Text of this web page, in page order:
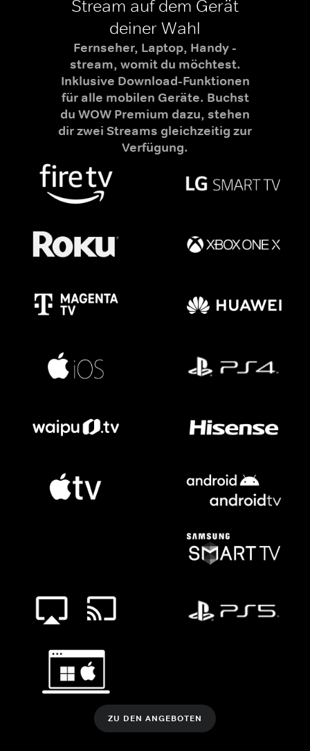
Stream auf dem Gerät
deiner Wahl
Fernseher, Laptop, Handy -
stream, womit du möchtest.
Inklusive Download-Funktionen
für alle mobilen Geräte. Buchst
du WOW Premium dazu, stehen
dir zwei Streams gleichzeitig zur
Verfügung.
ZU DEN ANGEBOTEN